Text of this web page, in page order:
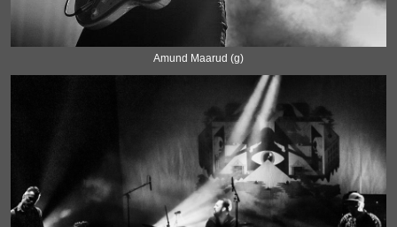
Amund Maarud (g)